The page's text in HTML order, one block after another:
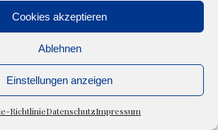
Cookies akzeptieren
Ablehnen
Einstellungen anzeigen
RichtlinieDatenschutzImpressum
|DATENSCHUTZ
RICHTLINIEN
von°SEHPUNKT